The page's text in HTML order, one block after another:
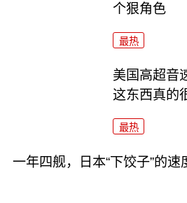
个狠角色
最热
美国高超音
这东西真的
最热
一年四舰，日本“下饺子”的速